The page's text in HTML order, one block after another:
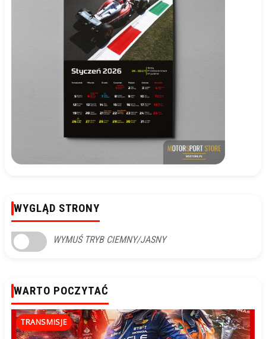
WYGLĄD STRONY
WYMUŚ TRYB CIEMNY/JASNY
WARTO POCZYTAĆ
TRANSMISJE